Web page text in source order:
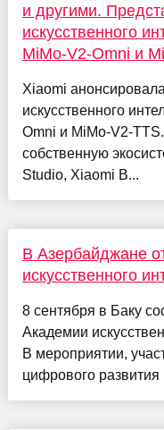
и другими.
искусственного
MiMo-V2-Omni и
Xiaomi
искусственного
Omni и MiMo-V2-
собственную
Studio, Xiaomi B...
В Азербайджане
искусственного
8 сентября в Баку
Академии
В мероприятии,
цифрового